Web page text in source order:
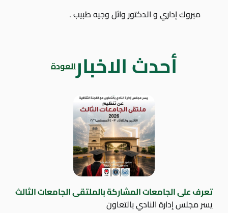
مبروك إداري و الدكتور وائل وجيه طبيب .
أحدث الاخبارالعودة
تعرف على الجامعات المشاركة بالملتقى الجامعات الثالث
يسر مجلس إدارة النادي بالتعاون